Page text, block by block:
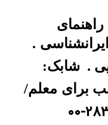
.
شابک:
معلم/